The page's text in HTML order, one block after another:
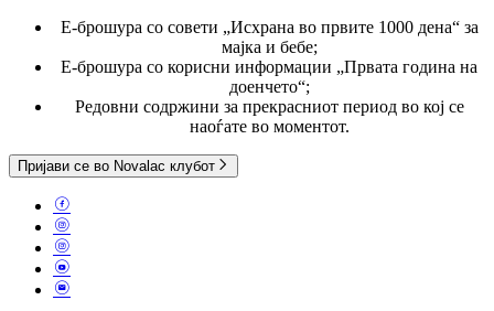
E-брошура со совети „Исхрана во првите 1000 дена“ за
мајка и бебе;
Е-брошура со корисни информации „Првата година на
доенчето“;
Редовни содржини за прекрасниот период во кој се
наоѓате во моментот.
Пријави се во Novalac клубот